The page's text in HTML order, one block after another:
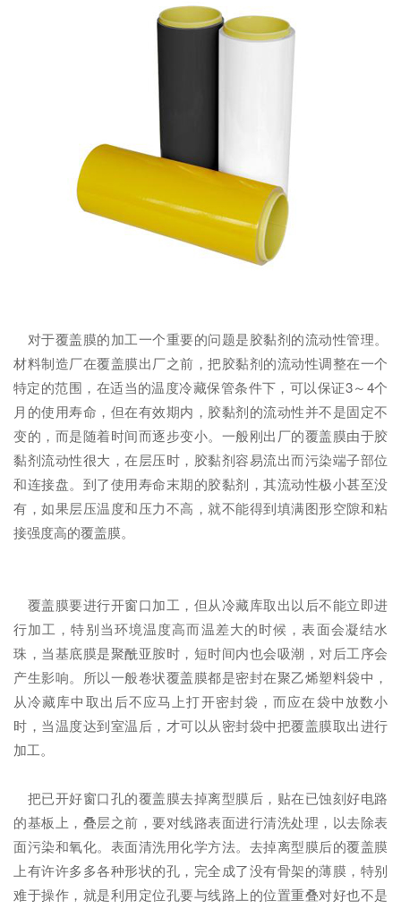
对于覆盖膜的加工一个重要的问题是胶黏剂的流动性管理。
材料制造厂在覆盖膜出厂之前，把胶黏剂的流动性调整在一个
特定的范围，在适当的温度冷藏保管条件下，可以保证3～4个
月的使用寿命，但在有效期内，胶黏剂的流动性并不是固定不
变的，而是随着时间而逐步变小。一般刚出厂的覆盖膜由于胶
黏剂流动性很大，在层压时，胶黏剂容易流出而污染端子部位
和连接盘。到了使用寿命末期的胶黏剂，其流动性极小甚至没
有，如果层压温度和压力不高，就不能得到填满图形空隙和粘
接强度高的覆盖膜。
覆盖膜要进行开窗口加工，但从冷藏库取出以后不能立即进
行加工，特别当环境温度高而温差大的时候，表面会凝结水
珠，当基底膜是聚酰亚胺时，短时间内也会吸潮，对后工序会
产生影响。所以一般卷状覆盖膜都是密封在聚乙烯塑料袋中，
从冷藏库中取出后不应马上打开密封袋，而应在袋中放数小
时，当温度达到室温后，才可以从密封袋中把覆盖膜取出进行
加工。
把已开好窗口孔的覆盖膜去掉离型膜后，贴在已蚀刻好电路
的基板上，叠层之前，要对线路表面进行清洗处理，以去除表
面污染和氧化。表面清洗用化学方法。去掉离型膜后的覆盖膜
上有许许多多各种形状的孔，完全成了没有骨架的薄膜，特别
难于操作，就是利用定位孔要与线路上的位置重叠对好也不是